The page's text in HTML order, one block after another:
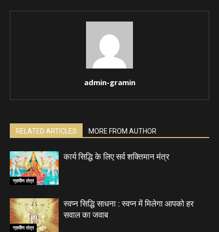
admin-gramin
RELATED ARTICLES MORE FROM AUTHOR
ग्रामीण तंत्र
कार्य सिद्धि के लिए सर्व शक्तिमान मंत्र
ग्रामीण तंत्र
स्वप्न सिद्धि साधना : स्वप्न में मिलेगा आपको हर
सवाल का जवाब